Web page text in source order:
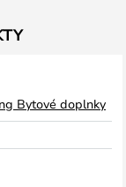
Bytové doplnky